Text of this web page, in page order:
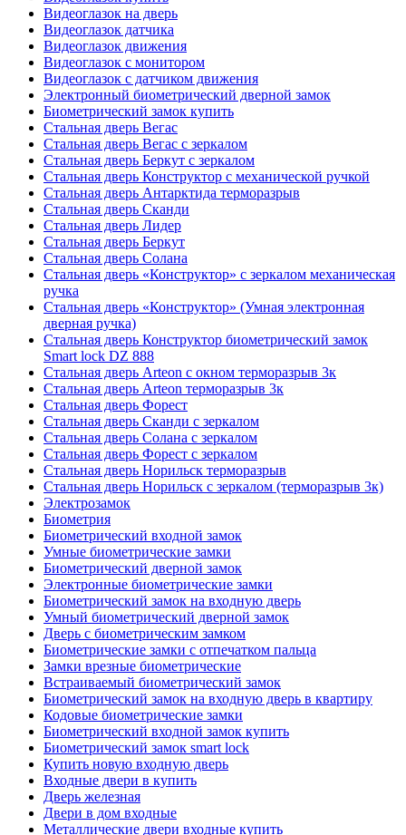
Видеоглазок на дверь
Видеоглазок датчика
Видеоглазок движения
Видеоглазок с монитором
Видеоглазок с датчиком движения
Электронный биометрический дверной замок
Биометрический замок купить
Стальная дверь Вегас
Стальная дверь Вегас с зеркалом
Стальная дверь Беркут с зеркалом
Стальная дверь Конструктор с механической ручкой
Стальная дверь Антарктида терморазрыв
Стальная дверь Сканди
Стальная дверь Лидер
Стальная дверь Беркут
Стальная дверь Солана
Стальная дверь «Конструктор» с зеркалом механическая
ручка
Стальная дверь «Конструктор» (Умная электронная
дверная ручка)
Стальная дверь Конструктор биометрический замок
Smart lock DZ 888
Стальная дверь Arteon с окном терморазрыв 3к
Стальная дверь Arteon терморазрыв 3к
Стальная дверь Форест
Стальная дверь Сканди с зеркалом
Стальная дверь Солана с зеркалом
Стальная дверь Форест с зеркалом
Стальная дверь Норильск терморазрыв
Стальная дверь Норильск с зеркалом (терморазрыв 3к)
Электрозамок
Биометрия
Биометрический входной замок
Умные биометрические замки
Биометрический дверной замок
Электронные биометрические замки
Биометрический замок на входную дверь
Умный биометрический дверной замок
Дверь с биометрическим замком
Биометрические замки с отпечатком пальца
Замки врезные биометрические
Встраиваемый биометрический замок
Биометрический замок на входную дверь в квартиру
Кодовые биометрические замки
Биометрический входной замок купить
Биометрический замок smart lock
Купить новую входную дверь
Входные двери в купить
Дверь железная
Двери в дом входные
Металлические двери входные купить